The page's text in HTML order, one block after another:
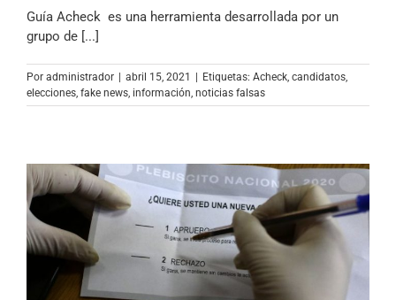
Guía Acheck es una herramienta desarrollada por un
grupo de [...]
Por administrador abril 15, 2021 Etiquetas: Acheck, candidatos,
elecciones, fake news, información, noticias falsas